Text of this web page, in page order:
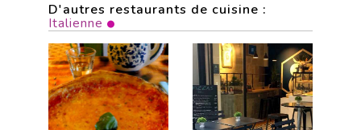
D'autres restaurants de cuisine :
Italienne